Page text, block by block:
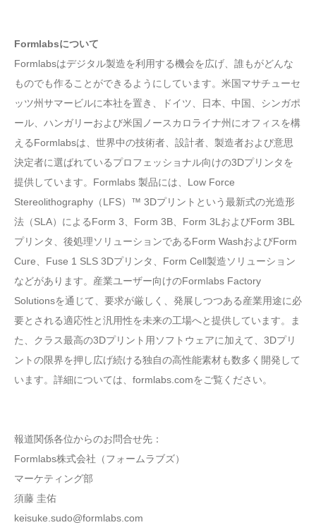
Formlabsについて
Formlabsはデジタル製造を利用する機会を広げ、誰もがどんな
ものでも作ることができるようにしています。米国マサチューセ
ッツ州サマービルに本社を置き、ドイツ、日本、中国、シンガポ
ール、ハンガリーおよび米国ノースカロライナ州にオフィスを構
えるFormlabsは、世界中の技術者、設計者、製造者および意思
決定者に選ばれているプロフェッショナル向けの3Dプリンタを
提供しています。Formlabs 製品には、Low Force
Stereolithography（LFS）™ 3Dプリントという最新式の光造形
法（SLA）によるForm 3、Form 3B、Form 3LおよびForm 3BL
プリンタ、後処理ソリューションであるForm WashおよびForm
Cure、Fuse 1 SLS 3Dプリンタ、Form Cell製造ソリューション
などがあります。産業ユーザー向けのFormlabs Factory
Solutionsを通じて、要求が厳しく、発展しつつある産業用途に必
要とされる適応性と汎用性を未来の工場へと提供しています。ま
た、クラス最高の3Dプリント用ソフトウェアに加えて、3Dプリ
ントの限界を押し広げ続ける独自の高性能素材も数多く開発して
います。詳細については、formlabs.comをご覧ください。
報道関係各位からのお問合せ先：
Formlabs株式会社（フォームラブズ）
マーケティング部
須藤 圭佑
keisuke.sudo@formlabs.com